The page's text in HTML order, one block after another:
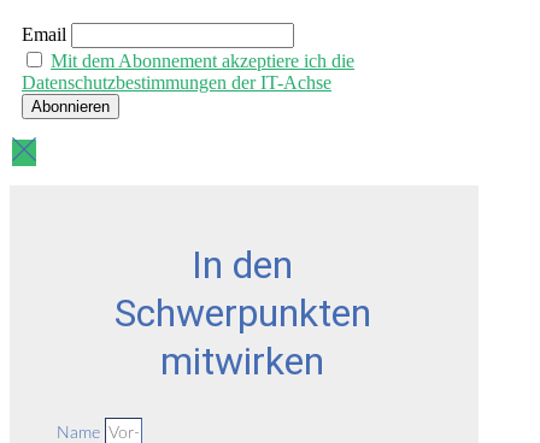
Email
Mit dem Abonnement akzeptiere ich die
Datenschutzbestimmungen der IT-Achse
In den
Schwerpunkten
mitwirken
Name